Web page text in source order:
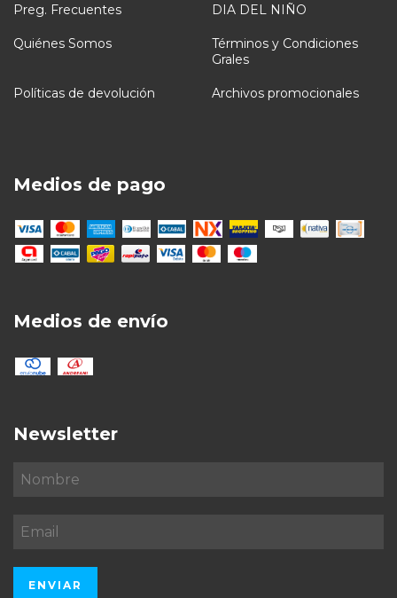
Preg. Frecuentes DIA DEL NIÑO
Quiénes Somos
Términos y Condiciones
Grales
Políticas de devolución Archivos promocionales
Medios de pago
Medios de envío
Newsletter